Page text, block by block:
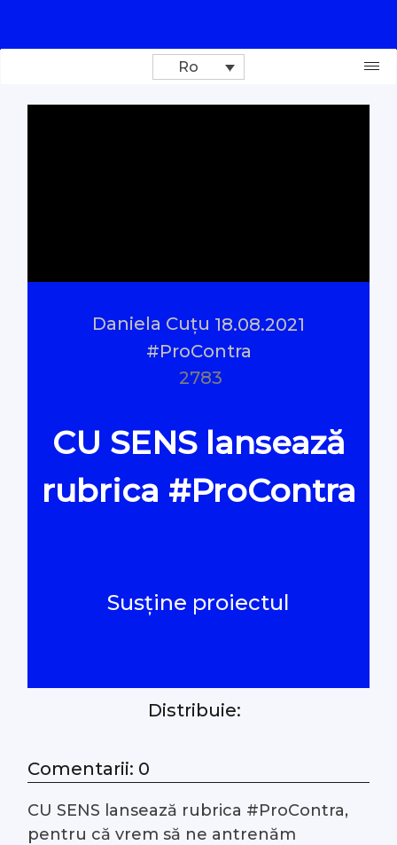
Documentare
Oamenii Legii
#Verificat
#PeScurt din CMC
#Podcast
#Arhivă LIVE
Ro
Daniela Cuțu 18.08.2021
#ProContra
2783
CU SENS lansează
rubrica #ProContra
Susține proiectul
Distribuie:
Comentarii: 0
CU SENS lansează rubrica #ProContra,
pentru că vrem să ne antrenăm